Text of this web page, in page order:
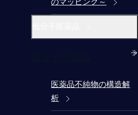
のマッピング～
医薬品不純物の構造解
析